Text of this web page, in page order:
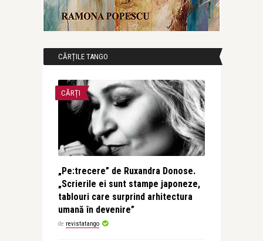
CĂRȚILE TANGO
CĂRȚI
„Pe:trecere” de Ruxandra Donose.
„Scrierile ei sunt stampe japoneze,
tablouri care surprind arhitectura
umană în devenire”
de revistatango